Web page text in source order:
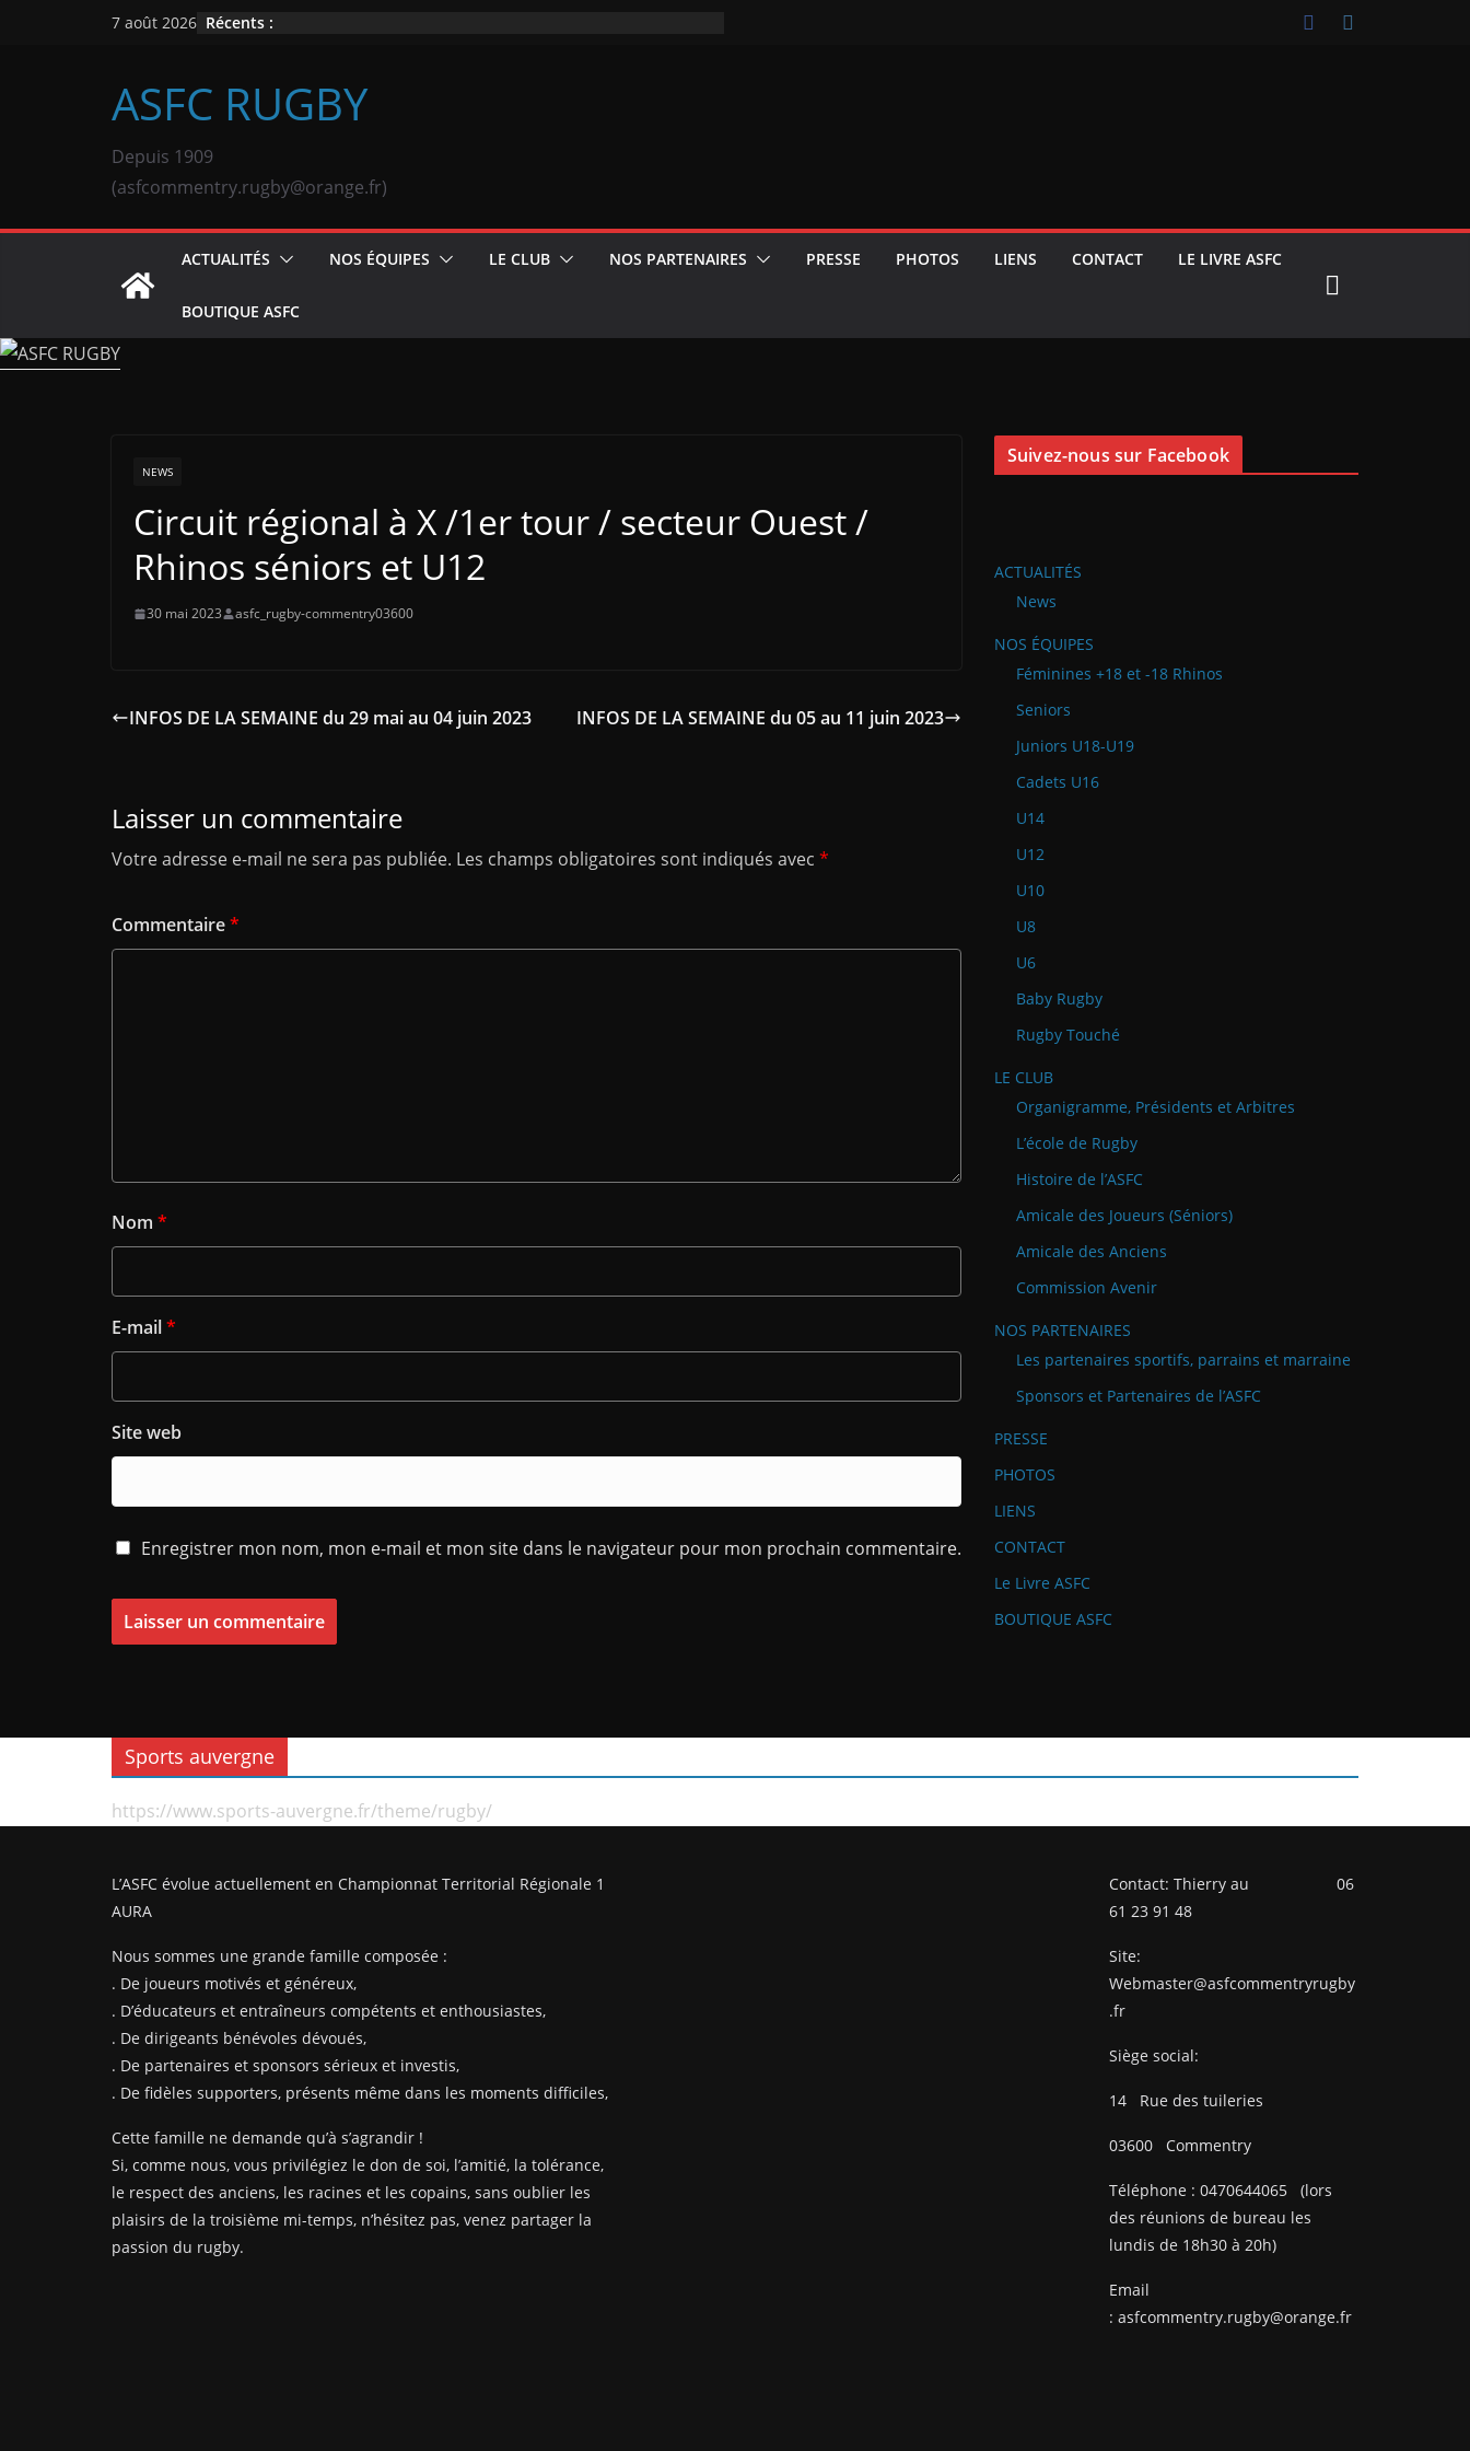
7 août 2026 Récents :
ASFC RUGBY
Depuis 1909
(asfcommentry.rugby@orange.fr)
ACTUALITÉS NOS ÉQUIPES LE CLUB NOS PARTENAIRES PRESSE PHOTOS LIENS CONTACT LE LIVRE ASFC
BOUTIQUE ASFC
NEWS
Circuit régional à X /1er tour / secteur Ouest /
Rhinos séniors et U12
30 mai 2023 asfc_rugby-commentry03600
INFOS DE LA SEMAINE du 29 mai au 04 juin 2023 INFOS DE LA SEMAINE du 05 au 11 juin 2023
Laisser un commentaire
Votre adresse e-mail ne sera pas publiée. Les champs obligatoires sont indiqués avec *
Commentaire*
Nom *
E-mail*
Site web
Enregistrer mon nom, mon e-mail et mon site dans le navigateur pour mon prochain commentaire.
Suivez-nous sur Facebook
ACTUALITÉS
News
NOS ÉQUIPES
Féminines +18 et -18 Rhinos
Seniors
Juniors U18-U19
Cadets U16
U14
U12
U10
U8
U6
Baby Rugby
Rugby Touché
LE CLUB
Organigramme, Présidents et Arbitres
L’école de Rugby
Histoire de l’ASFC
Amicale des Joueurs (Séniors)
Amicale des Anciens
Commission Avenir
NOS PARTENAIRES
Les partenaires sportifs, parrains et marraine
Sponsors et Partenaires de l’ASFC
PRESSE
PHOTOS
LIENS
CONTACT
Le Livre ASFC
BOUTIQUE ASFC
Sports auvergne
https://www.sports-auvergne.fr/theme/rugby/
L’ASFC évolue actuellement en Championnat Territorial Régionale 1
AURA
Nous sommes une grande famille composée :
. De joueurs motivés et généreux,
. D’éducateurs et entraîneurs compétents et enthousiastes,
. De dirigeants bénévoles dévoués,
. De partenaires et sponsors sérieux et investis,
. De fidèles supporters, présents même dans les moments difficiles,
Cette famille ne demande qu’à s’agrandir !
Si, comme nous, vous privilégiez le don de soi, l’amitié, la tolérance,
le respect des anciens, les racines et les copains, sans oublier les
plaisirs de la troisième mi-temps, n’hésitez pas, venez partager la
passion du rugby.
Contact: Thierry au 06
61 23 91 48
Site:
Webmaster@asfcommentryrugby
.fr
Siège social:
14 Rue des tuileries
03600 Commentry
Téléphone : 0470644065
(lors
des réunions de bureau les
lundis de 18h30 à 20h)
Email
: asfcommentry.rugby@orange.fr